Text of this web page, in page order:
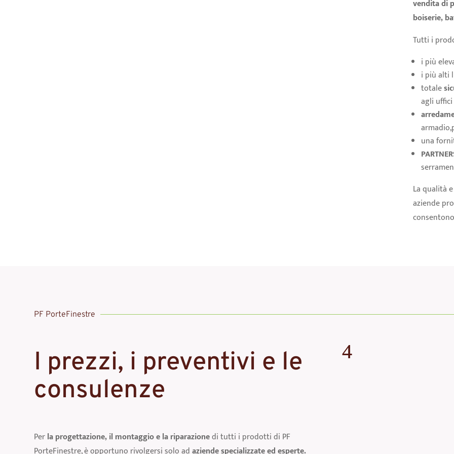
vendita di
boiserie,
Tutti i
i più
i più alti
totale
agli uffici
una
La qualità
aziende
consentono
PF PorteFinestre
I prezzi, i preventivi e le
consulenze
Perla progettazione, il montaggio e la riparazionedi tutti i prodotti di PF